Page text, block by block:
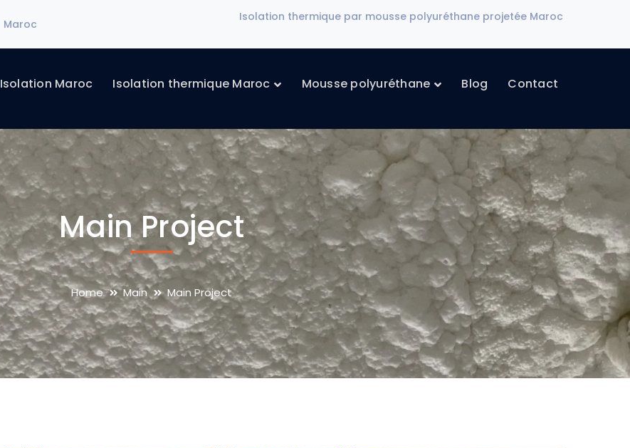
Maroc
Isolation thermique par mousse polyuréthane projetée Maroc
Isolation Maroc Isolation thermique Maroc Mousse polyuréthane Blog Contact
Main Project
Home Main Main Project